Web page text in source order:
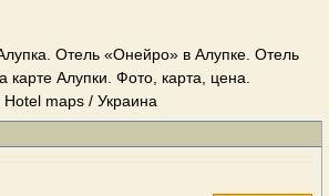
Отель «Онейро» в Алупке. Отель
карте Алупки. Фото, карта, цена.
Hotel maps / Украина